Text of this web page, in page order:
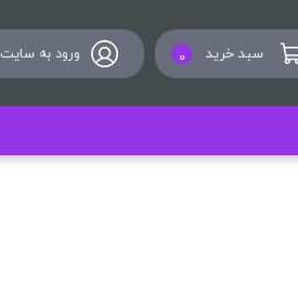
سبد خرید 0 ورود به سایت